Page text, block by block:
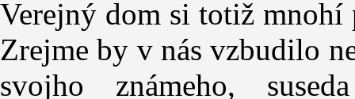
Verejný dom si totiž mnohí
Zrejme by v nás vzbudilo
svojho známeho,